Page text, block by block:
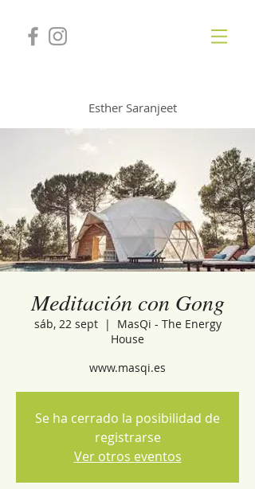
Esther Saranjeet
Meditación con Gong
sáb, 22 sept
  |
MasQi - The Energy
House
www.masqi.es
Se ha cerrado la posibilidad de
registrarse
Ver otros eventos